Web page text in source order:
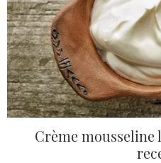
Crème mousseline